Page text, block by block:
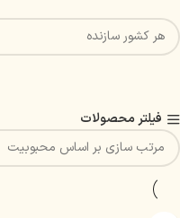
فیلتر محصولات